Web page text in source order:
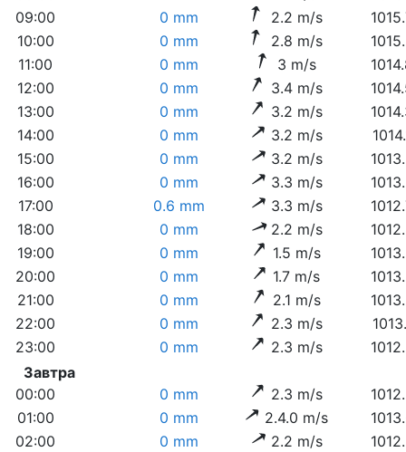
09:00
0 mm 2.2 m/s
10:00
0 mm 2.8 m/s
11:00
0 mm 3 m/s
12:00
0 mm 3.4 m/s
13:00
0 mm 3.2 m/s
14:00
0 mm 3.2 m/s
15:00
0 mm 3.2 m/s
16:00
0 mm 3.3 m/s
17:00
0.6 mm 3.3 m/s
18:00
0 mm 2.2 m/s
19:00
0 mm 1.5 m/s
20:00
0 mm 1.7 m/s
21:00
0 mm 2.1 m/s
22:00
0 mm 2.3 m/s
23:00
0 mm 2.3 m/s
Завтра
00:00
0 mm 2.3 m/s
01:00
0 mm 2.4.0 m/s
02:00
0 mm 2.2 m/s